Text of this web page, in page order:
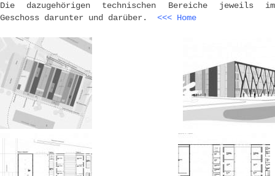
Die dazugehörigen technischen Bereiche jeweils im
Geschoss darunter und darüber. <<< Home